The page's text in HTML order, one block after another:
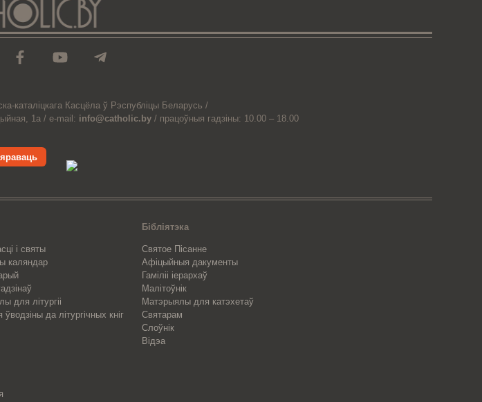
каталіцкагаКасцёла ў Рэспубліцы Беларусь /
1а / e-mail: info@catholic.by/ працоўныя гадзіны: 10.00 – 18.00
і святы
каляндар
для літургіі
да літургічных кніг
Бібліятэка
Святое Пісанне
Афіцыйныя дакументы
Гаміліі іерархаў
Малітоўнік
Матэрыялы для катэхетаў
Святарам
Слоўнік
Відэа